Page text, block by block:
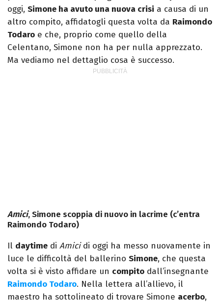
oggi, Simone ha avuto una nuova crisi a causa di un
altro compito, affidatogli questa volta da Raimondo
Todaro e che, proprio come quello della
Celentano, Simone non ha per nulla apprezzato.
Ma vediamo nel dettaglio cosa è successo.
Amici, Simone scoppia di nuovo in lacrime (c’entra
Raimondo Todaro)
Il daytime di Amicidi oggi ha messo nuovamente in
luce le difficoltà del ballerino Simone, che questa
volta si è visto affidare un compito dall’insegnante
Raimondo Todaro. Nella lettera all’allievo, il
maestro ha sottolineato di trovare Simone acerbo,